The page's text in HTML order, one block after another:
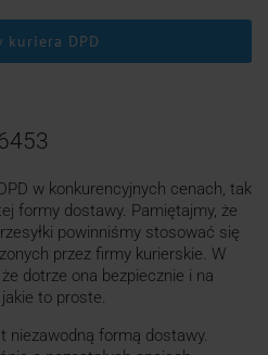
kuriera DPD
w konkurencyjnych cenach, tak
formy dostawy. Pamiętajmy, że
powinniśmy stosować się
przez firmy kurierskie. W
dotrze ona bezpiecznie i na
to proste.
niezawodną formą dostawy.